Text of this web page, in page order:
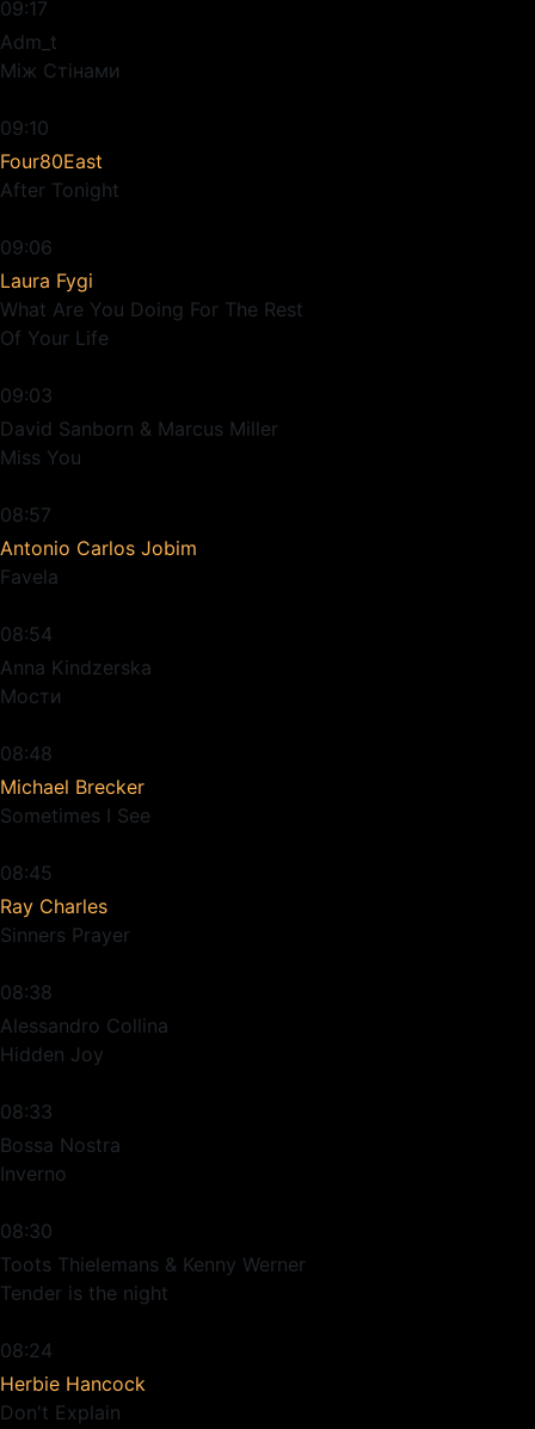
09:17
Adm_t
Між Стінами
09:10
Four80East
After Tonight
09:06
Laura Fygi
What Are You Doing For The Rest
Of Your Life
09:03
David Sanborn & Marcus Miller
Miss You
08:57
Antonio Carlos Jobim
Favela
08:54
Anna Kindzerska
Мости
08:48
Michael Brecker
Sometimes I See
08:45
Ray Charles
Sinners Prayer
08:38
Alessandro Collina
Hidden Joy
08:33
Bossa Nostra
Inverno
08:30
Toots Thielemans & Kenny Werner
Tender is the night
08:24
Herbie Hancock
Don't Explain